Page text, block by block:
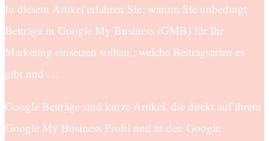
In diesem Artikel erfahren Sie: warum Sie unbedingt
Beiträge in Google My Business (GMB) für Ihr
Marketing einsetzen sollten,; welche Beitragsarten es
gibt und …
Google Beiträge sind kurze Artikel, die direkt auf ihrem
Google My Business Profil und in den Google